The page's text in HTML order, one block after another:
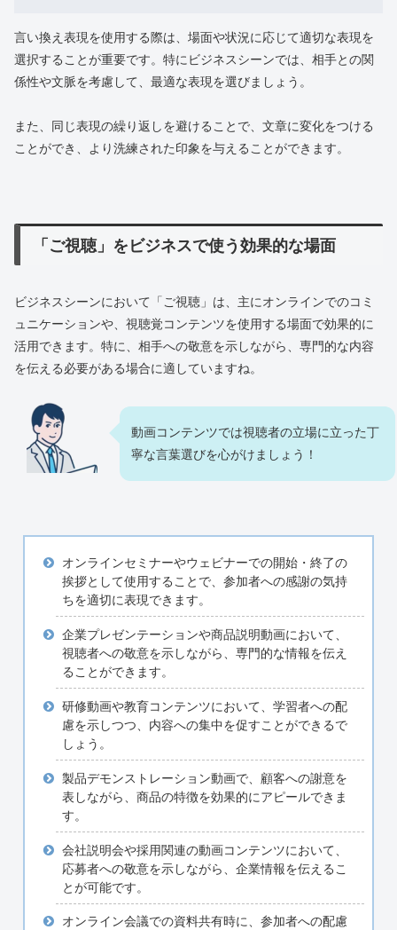
言い換え表現を使用する際は、場面や状況に応じて適切な表現を
選択することが重要です。特にビジネスシーンでは、相手との関
係性や文脈を考慮して、最適な表現を選びましょう。
また、同じ表現の繰り返しを避けることで、文章に変化をつける
ことができ、より洗練された印象を与えることができます。
「ご視聴」をビジネスで使う効果的な場面
ビジネスシーンにおいて「ご視聴」は、主にオンラインでのコミ
ュニケーションや、視聴覚コンテンツを使用する場面で効果的に
活用できます。特に、相手への敬意を示しながら、専門的な内容
を伝える必要がある場合に適していますね。
動画コンテンツでは視聴者の立場に立った丁
寧な言葉選びを心がけましょう！
オンラインセミナーやウェビナーでの開始・終了の
挨拶として使用することで、参加者への感謝の気持
ちを適切に表現できます。
企業プレゼンテーションや商品説明動画において、
視聴者への敬意を示しながら、専門的な情報を伝え
ることができます。
研修動画や教育コンテンツにおいて、学習者への配
慮を示しつつ、内容への集中を促すことができるで
しょう。
製品デモンストレーション動画で、顧客への謝意を
表しながら、商品の特徴を効果的にアピールできま
す。
会社説明会や採用関連の動画コンテンツにおいて、
応募者への敬意を示しながら、企業情報を伝えるこ
とが可能です。
オンライン会議での資料共有時に、参加者への配慮